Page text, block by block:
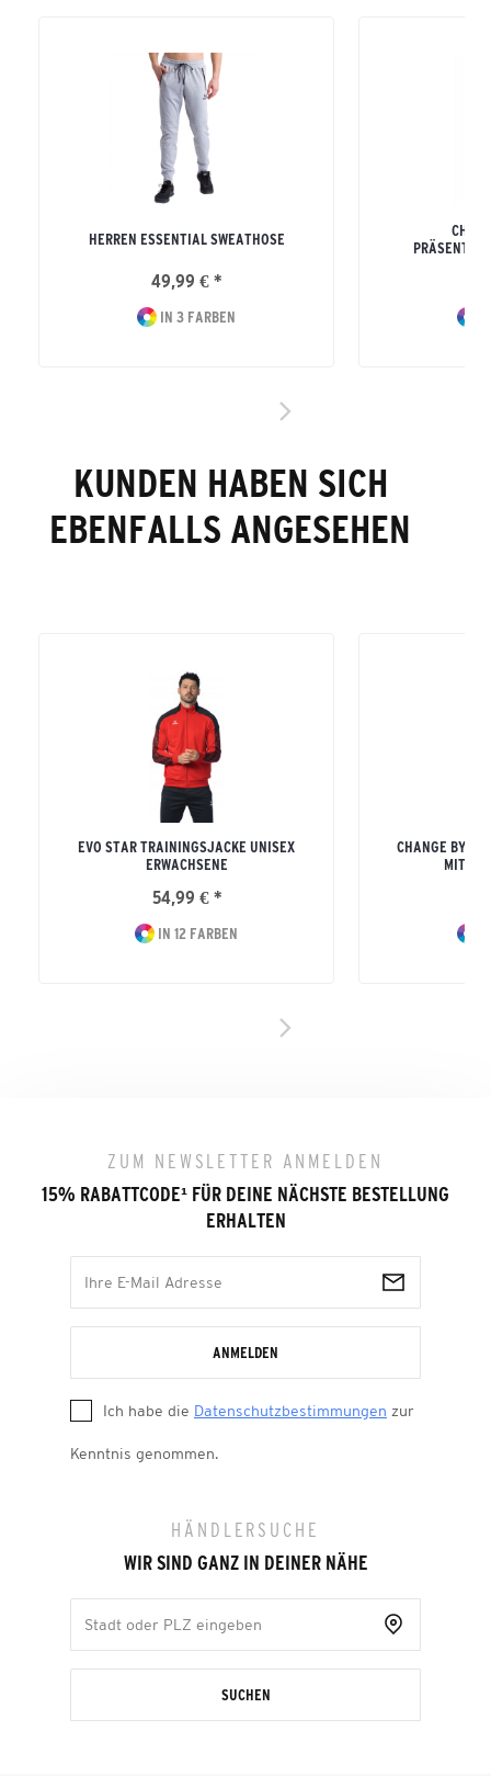
HERREN ESSENTIAL SWEATHOSE
49,99 € *
IN 3 FARBEN
KUNDEN HABEN SICH
EBENFALLS ANGESEHEN
EVO STAR TRAININGSJACKE UNISEX
ERWACHSENE
54,99 € *
IN 12 FARBEN
CHANGE BY
MIT
ZUM NEWSLETTER ANMELDEN
15% RABATTCODE¹ FÜR DEINE NÄCHSTE BESTELLUNG
ERHALTEN
ANMELDEN
Ich habe die Datenschutzbestimmungen zur
Kenntnis genommen.
HÄNDLERSUCHE
WIR SIND GANZ IN DEINER NÄHE
SUCHEN